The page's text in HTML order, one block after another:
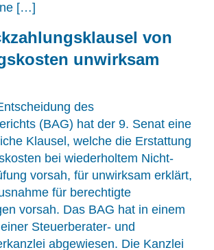
[…]
von
unwirksam
des
(BAG) hat der 9. Senat eine
Klausel, welche die Erstattung
bei wiederholtem Nicht-
vorsah, für unwirksam erklärt,
für berechtigte
vorsah. Das BAG hat in einem
Steuerberater- und
abgewiesen. Die Kanzlei